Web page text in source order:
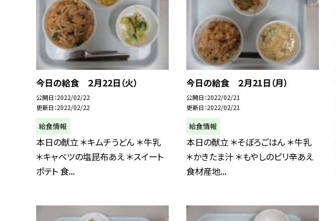
今日の給食 ２月22日（火）
公開日 2022/02/22
更新日 2022/02/22
給食情報
本日の献立 ＊キムチうどん ＊牛乳
＊キャベツの塩昆布あえ ＊スイート
ポテト 食...
今日の給食 ２月21日（月）
公開日 2022/02/21
更新日 2022/02/21
給食情報
本日の献立 ＊そぼろごはん ＊牛乳
＊かきたま汁 ＊もやしのピリ辛あえ
食材産地...